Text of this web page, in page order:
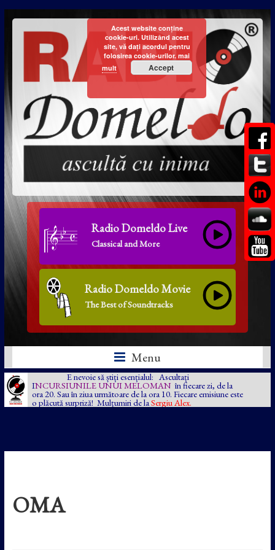
Radio Domeldo Live
Classical and More
Radio Domeldo Movie
The Best of Soundtracks
Menu
E nevoie să știți esențialul: Ascultați
INCURSIUNILE UNUI MELOMAN în fiecare zi, de la
ora 20. Sau în ziua următoare de la ora 10. Fiecare emisiune este
o plăcută surpriză! Mulțumiri de la Sergiu Alex.
OMA
Acest website conține
cookie-uri. Utilizând acest
site, vă dați acordul pentru
folosirea cookie-urilor. mai
mult
Accept